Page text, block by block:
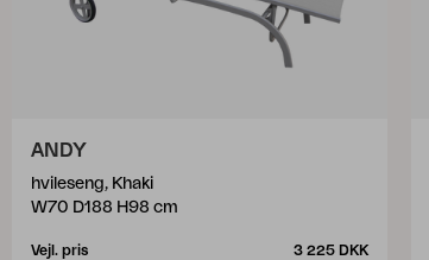
ANDY
hvileseng, Khaki
W70 D188 H98 cm
Vejl. pris 3 225 DKK